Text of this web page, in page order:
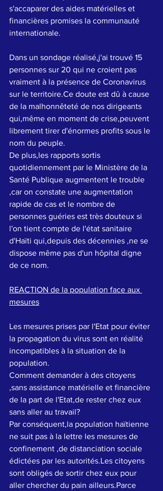
s'accaparer des aides matérielles et
financières promises la communauté
internationale.
Dans un sondage réalisé,j'ai trouvé 15
personnes sur 20 qui ne croient pas
vraiment à la présence de Coronavirus
sur le territoire.Ce doute est dû à cause
de la malhonnêteté de nos dirigeants
qui,même en moment de crise,peuvent
librement tirer d'énormes profits sous le
nom du peuple.
De plus,les rapports sortis
quotidiennement par le Ministère de la
Santé Publique augmentent le trouble
,car on constate une augmentation
rapide de cas et le nombre de
personnes guéries est très douteux si
l'on tient compte de l'état sanitaire
d'Haïti qui,depuis des décennies ,ne se
dispose même pas d'un hôpital digne
de ce nom.
REACTION de la population face aux
mesures
Les mesures prises par l'Etat pour éviter
la propagation du virus sont en réalité
incompatibles à la situation de la
population.
Comment demander à des citoyens
,sans assistance matérielle et financière
de la part de l'Etat,de rester chez eux
sans aller au travail?
Par conséquent,la population haïtienne
ne suit pas à la lettre les mesures de
confinement ,de distanciation sociale
édictées par les autorités.Les citoyens
sont obligés de sortir chez eux pour
aller chercher du pain ailleurs.Parce